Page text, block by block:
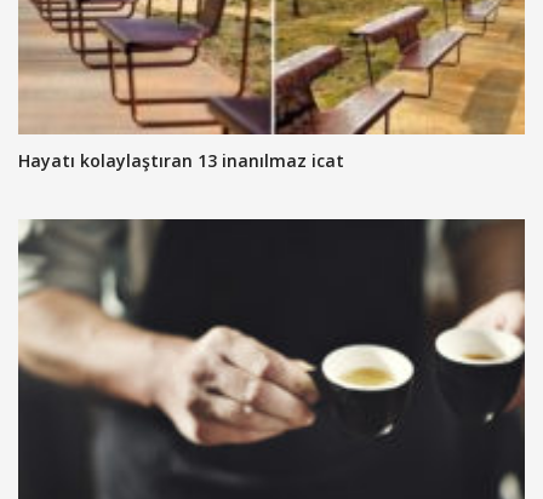
Hayatı kolaylaştıran 13 inanılmaz icat